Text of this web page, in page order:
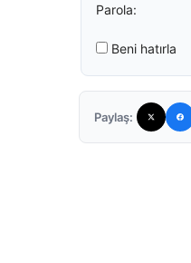
Parola:
Beni hatırla
Paylaş: